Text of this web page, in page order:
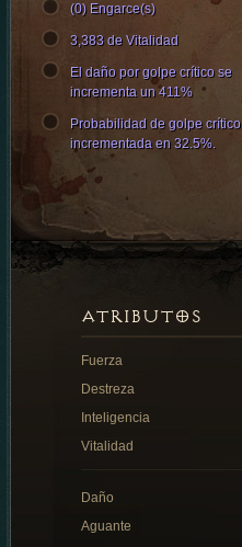
(0) Engarce(s)
3,383 de Vitalidad
El daño por golpe crítico se
incrementa un 411%
Probabilidad de golpe crítico
incrementada en 32.5%.
ATRIBUTOS
Fuerza
Destreza
Inteligencia
Vitalidad
Daño
Aguante